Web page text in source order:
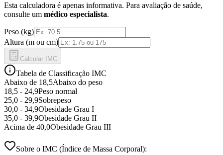
Esta calculadora é apenas informativa. Para avaliação de saúde,
consulte um médico especialista.
Peso (kg)
Altura (m ou cm)
Calcular IMC
Tabela de Classificação IMC
Abaixo de 18,5Abaixo do peso
18,5 - 24,9Peso normal
25,0 - 29,9Sobrepeso
30,0 - 34,9Obesidade Grau I
35,0 - 39,9Obesidade Grau II
Acima de 40,0Obesidade Grau III
Sobre o IMC (Índice de Massa Corporal):